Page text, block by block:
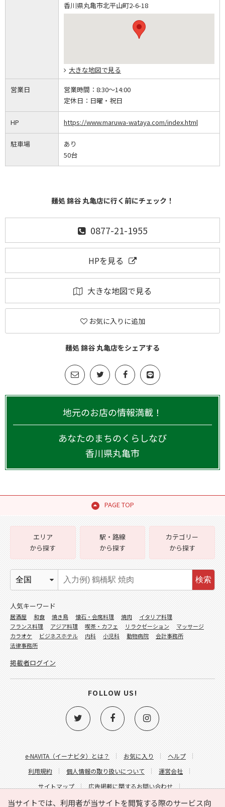
香川県丸亀市北平山町2-6-18
大きな地図で見る
営業日 営業時間： 8:30～14:00
定休日： 日曜・祝日
HP https://www.maruwa-wataya.com/index.html
駐車場
あり
50台
麺処 錦谷 丸亀店に行く前にチェック！
0877-21-1955
HPを見る
大きな地図で見る
お気に入りに追加
麺処 錦谷 丸亀店をシェアする
地元のお店の情報満載！
あなたのまちのくらしなび
香川県丸亀市
PAGE TOP
当サイトでは、利用者が当サイトを閲覧する際のサービス向
e-NAVITA（イーナビタ）とは？ お気に入り
ヘルプ
利用規約
個人情報の取り扱いについて
運営会社
サイトマップ
広告掲載に関するお問い合わせ
サイトの内容に関するお問い合わせ
エリア
から探す
駅・路線
から探す
カテゴリー
から探す
検索
人気キーワード
居酒屋 和食 焼き鳥 懐石・会席料理 焼肉
イタリア料理
フランス料理
アジア料理 喫茶・カフェ リラクゼーション
マッサージ
カラオケ
ビジネスホテル 内科 小児科 動物病院
会計事務所
法律事務所
掲載者ログイン
FOLLOW US!